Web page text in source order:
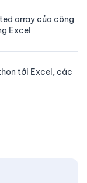
array của công
Excel
tới Excel, các